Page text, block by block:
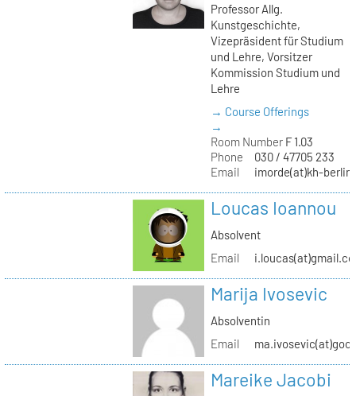
Professor Allg.
Kunstgeschichte,
Vizepräsident für Studium
und Lehre, Vorsitzer
Kommission Studium und
Lehre
→ Course Offerings
→
Room NumberF 1.03
Phone
030 / 47705 233
Email
imorde(at)kh-
Loucas Ioannou
Absolvent
Email
Marija Ivosevic
Absolventin
Email
Mareike Jacobi